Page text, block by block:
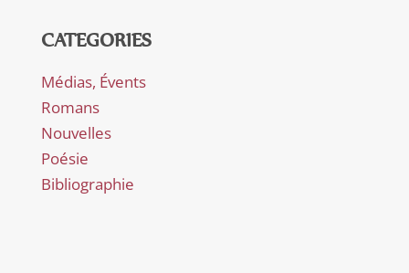
CATEGORIES
Médias, Évents
Romans
Nouvelles
Poésie
Bibliographie